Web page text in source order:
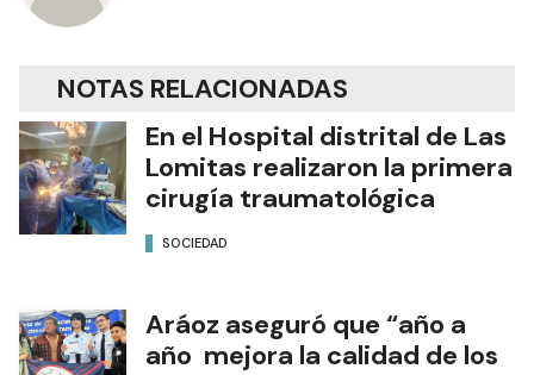
NOTAS RELACIONADAS
En el Hospital distrital de Las
Lomitas realizaron la primera
cirugía traumatológica
SOCIEDAD
Aráoz aseguró que “año a
año mejora la calidad de los